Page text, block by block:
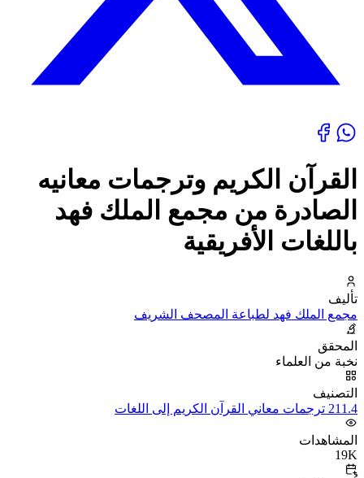
القرآن الكريم وترجمات معانيه
الصادرة من مجمع الملك فهد
باللغات الأفريقية
تأليف
مجمع الملك فهد لطباعة المصحف الشريف
المحقق
نخبة من العلماء
التصنيف
211.4 ترجمات معاني القرآن الكريم إلى اللغات
المشاهدات
19K